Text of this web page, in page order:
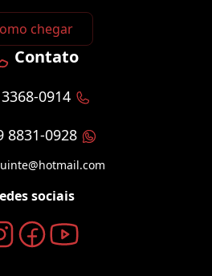
chegar
Contato
0914
8831-0928
sociais